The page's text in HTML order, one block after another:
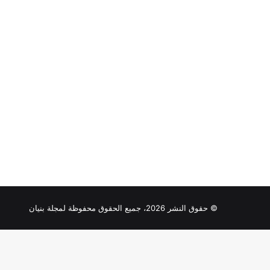
© حقوق النشر 2026، جميع الحقوق محفوظة لمجلة بنيان